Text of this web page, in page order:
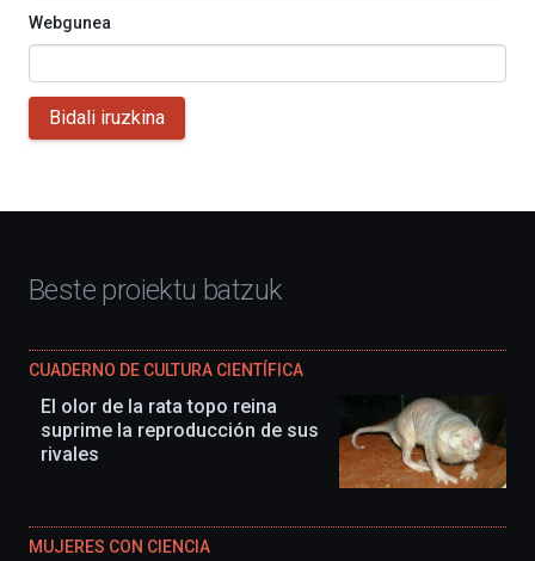
Webgunea
Bidali iruzkina
Beste proiektu batzuk
CUADERNO DE CULTURA CIENTÍFICA
El olor de la rata topo reina
suprime la reproducción de sus
rivales
MUJERES CON CIENCIA